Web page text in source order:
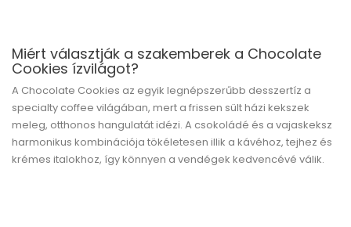
Miért választják a szakemberek a Chocolate
Cookies ízvilágot?
A Chocolate Cookies az egyik legnépszerűbb desszertíz a
specialty coffee világában, mert a frissen sült házi kekszek
meleg, otthonos hangulatát idézi. A csokoládé és a vajaskeksz
harmonikus kombinációja tökéletesen illik a kávéhoz, tejhez és
krémes italokhoz, így könnyen a vendégek kedvencévé válik.